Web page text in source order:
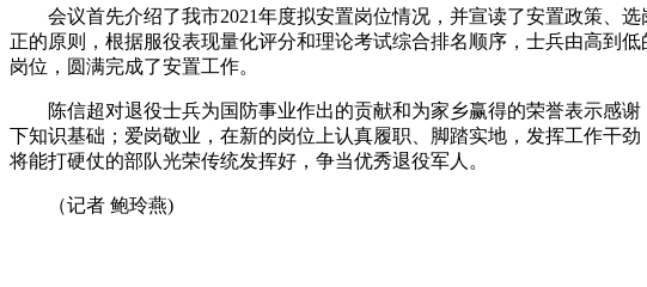
会议首先介绍了我市2021年度拟安置岗位情况，并宣读了安置政策、
正的原则，根据服役表现量化评分和理论考试综合排名顺序，士兵由高到
岗位，圆满完成了安置工作。
陈信超对退役士兵为国防事业作出的贡献和为家乡赢得的荣誉表示感
下知识基础；爱岗敬业，在新的岗位上认真履职、脚踏实地，发挥工作干
将能打硬仗的部队光荣传统发挥好，争当优秀退役军人。
（记者 鲍玲燕)